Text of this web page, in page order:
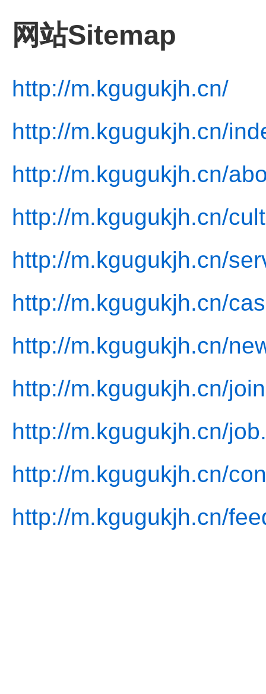
网站Sitemap
http://m.kgugukjh.cn/
http://m.kgugukjh.cn/
http://m.kgugukjh.cn/
http://m.kgugukjh.cn/
http://m.kgugukjh.cn/
http://m.kgugukjh.cn/
http://m.kgugukjh.cn/
http://m.kgugukjh.cn/
http://m.kgugukjh.cn/
http://m.kgugukjh.cn/
http://m.kgugukjh.cn/